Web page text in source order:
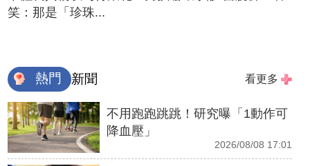
笑：那是「珍珠...
熱門 新聞 看更多
不用跑跑跳跳！研究曝「1動作可
降血壓」
2026/08/08 17:01